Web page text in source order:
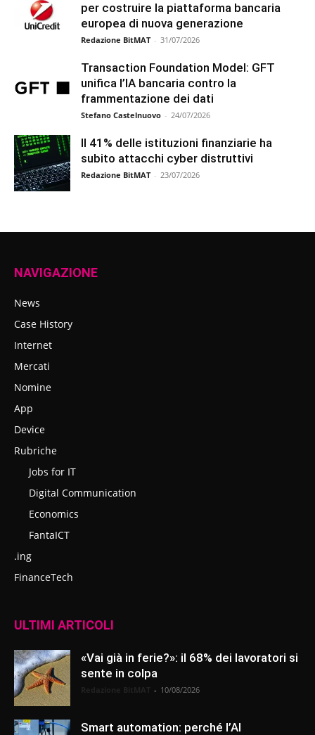
per costruire la piattaforma bancaria
europea di nuova generazione
Redazione BitMAT - 31/07/2026
Transaction Foundation Model: GFT
unifica l’IA bancaria contro la
frammentazione dei dati
Stefano Castelnuovo - 24/07/2026
Il 41% delle istituzioni finanziarie ha
subito attacchi cyber distruttivi
Redazione BitMAT - 23/07/2026
NAVIGAZIONE
News
Case History
Internet
Mercati
Nomine
App
Device
Rubriche
Jobs for IT
Digital Communication
Economics
FantaICT
.ing
FinanceTech
ULTIMI ARTICOLI
«Vai già in ferie?»: il 68% dei lavoratori si
sente in colpa
- 10/08/2026
Smart automation: perché l’AI